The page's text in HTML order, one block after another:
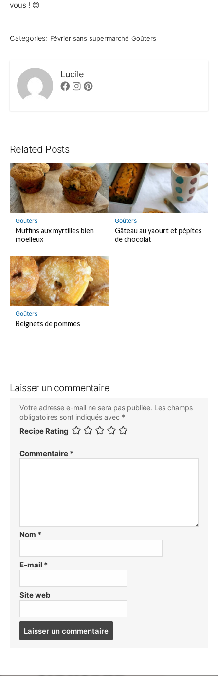
vous ! 😊
Categories: Février sans supermarché Goûters
Lucile
FacebookInstagram
Pinterest
Related Posts
Goûters
Muffins aux myrtilles bien
moelleux
Goûters
Gâteau au yaourt et pépites
de chocolat
Goûters
Beignets de pommes
Laisser un commentaire
Votre adresse e-mail ne sera pas publiée. Les champs
obligatoires sont indiqués avec *
Recipe Rating
Commentaire *
Nom *
E-mail *
Site web